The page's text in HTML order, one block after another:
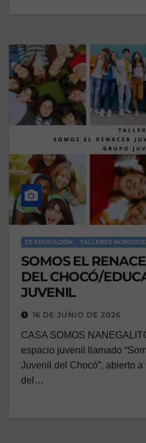
CS EDUCACIÓN TALLERES
SOMOS EL
DEL CHOCÓ/
JUVENIL
16 DE JUNIO DE 2026
CASA SOMOS
espacio juvenil llamado
Juvenil del Chocó”, abierto
del…